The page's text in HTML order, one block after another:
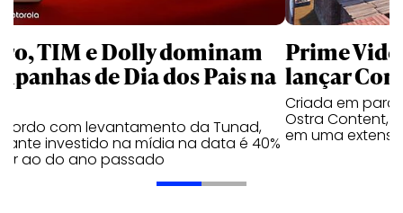
TIM e Dolly dominam
de Dia dos Pais na
com levantamento da Tunad,
investido na mídia na data é 40%
ao do ano passado
Prime
lançar
Criada em
Ostra Content,
em uma